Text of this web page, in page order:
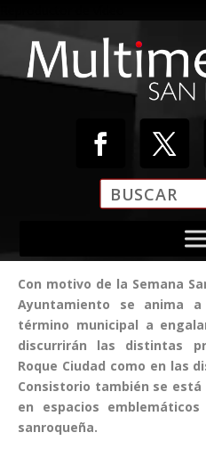
00:04
00:00
00:20
Con motivo de la Semana
Ayuntamiento se anima
término municipal a
discurrirán las distintas
Roque Ciudad como en las
Consistorio también se
en espacios
sanroqueña.